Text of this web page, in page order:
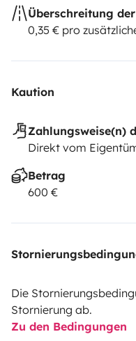
Überschreitung
0,35 € pro
Kaution
Zahlungsweise(n)
Direkt vom
Betrag
600 €
Die
Stornierung ab.
Zu den Bedingungen